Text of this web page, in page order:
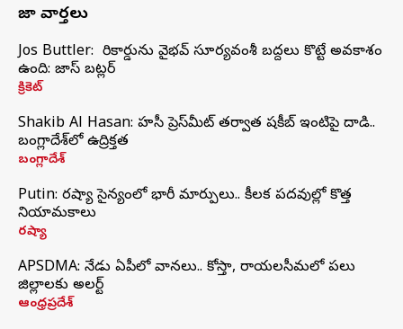
తాజా వార్తలు
Jos Buttler: నా రికార్డును వైభవ్ సూర్యవంశీ బద్దలు కొట్టే అవకాశం
ఉంది: జాస్ బట్లర్
క్రికెట్
Shakib Al Hasan: హసీనా ప్రెస్‌మీట్‌ తర్వాత షకీబ్‌ ఇంటిపై దాడి..
బంగ్లాదేశ్‌లో ఉద్రిక్తత
బంగ్లాదేశ్
Putin: రష్యా సైన్యంలో భారీ మార్పులు.. కీలక పదవుల్లో కొత్త
నియామకాలు
రష్యా
APSDMA: నేడు ఏపీలో వానలు.. కోస్తా, రాయలసీమలో పలు
జిల్లాలకు అలర్ట్
ఆంధ్రప్రదేశ్